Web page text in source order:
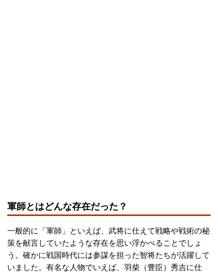
軍師とはどんな存在だった？
一般的に「軍師」といえば、武将に仕えて戦略や戦術の秘
策を献言していたような存在を思い浮かべることでしょ
う。確かに戦国時代には参謀を担った智将たちが活躍して
いました。有名な人物でいえば、羽柴（豊臣）秀吉に仕